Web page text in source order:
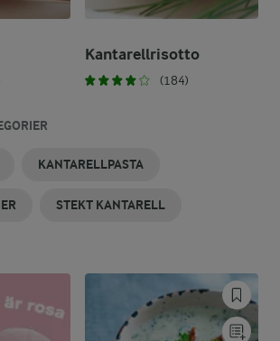
Kantarellrisotto
(184)
KANTARELLPASTA
STEKT KANTARELL